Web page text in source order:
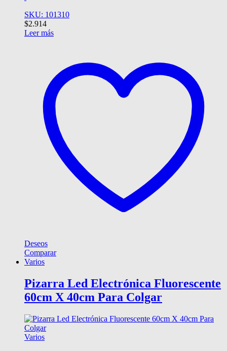
SKU: 101310
$2.914
Leer más
Deseos
Comparar
Varios
Pizarra Led Electrónica Fluorescente
60cm X 40cm Para Colgar
Varios